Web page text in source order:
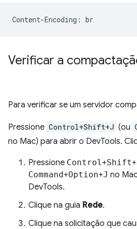
Verificar a
Para verificar se um servidor
Pressione Control+Shift+J (ou
no Mac) para abrir o DevTools.
Pressione Control+Shift+
Command+Option+J no
DevTools.
Clique na guia Rede.
Clique na solicitação que